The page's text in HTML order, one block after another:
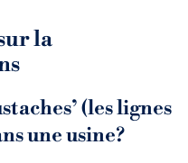
la
(les lignes
une usine?